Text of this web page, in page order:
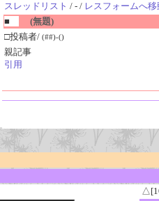
スレッドリスト / - / レスフォームへ移
■
(無題)
□投稿者/ (##)-()
親記事
引用